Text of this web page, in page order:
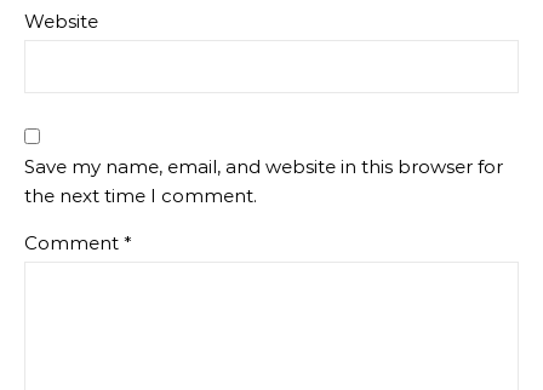
Website
Save my name, email, and website in this browser for
the next time I comment.
Comment *